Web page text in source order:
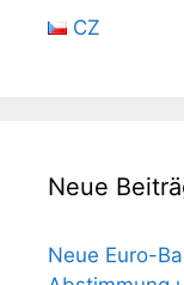
CZ
Neue
Neue Euro-